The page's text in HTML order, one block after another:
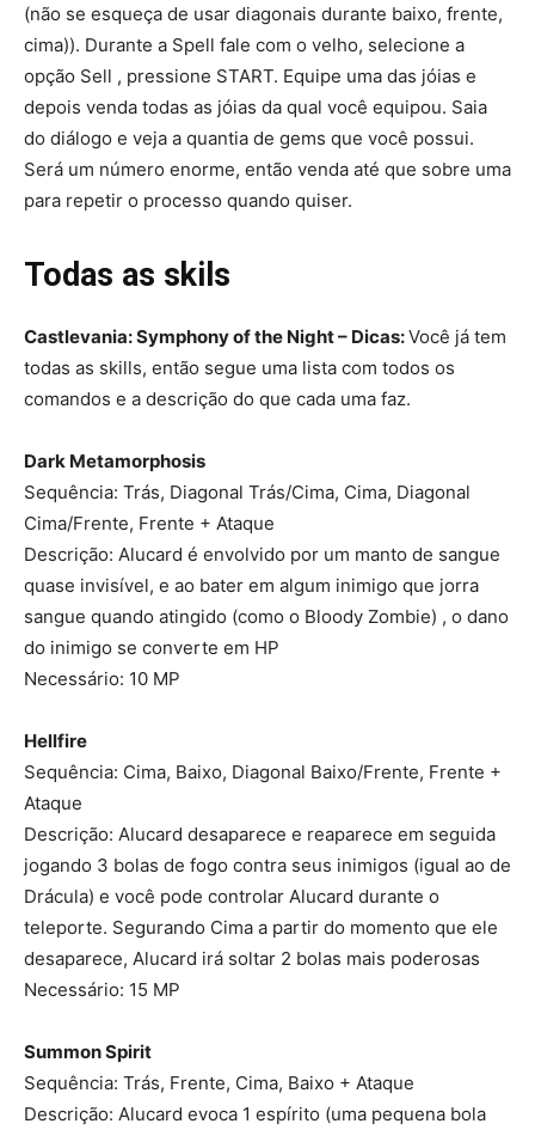
(não se esqueça de usar diagonais durante baixo, frente,
cima)). Durante a Spell fale com o velho, selecione a
opção Sell , pressione START. Equipe uma das jóias e
depois venda todas as jóias da qual você equipou. Saia
do diálogo e veja a quantia de gems que você possui.
Será um número enorme, então venda até que sobre uma
para repetir o processo quando quiser.
Todas as skils
Castlevania: Symphony of the Night – Dicas:Você já tem
todas as skills, então segue uma lista com todos os
comandos e a descrição do que cada uma faz.
Dark Metamorphosis
Sequência: Trás, Diagonal Trás/Cima, Cima, Diagonal
Cima/Frente, Frente + Ataque
Descrição: Alucard é envolvido por um manto de sangue
quase invisível, e ao bater em algum inimigo que jorra
sangue quando atingido (como o Bloody Zombie) , o dano
do inimigo se converte em HP
Necessário: 10 MP
Hellfire
Sequência: Cima, Baixo, Diagonal Baixo/Frente, Frente +
Ataque
Descrição: Alucard desaparece e reaparece em seguida
jogando 3 bolas de fogo contra seus inimigos (igual ao de
Drácula) e você pode controlar Alucard durante o
teleporte. Segurando Cima a partir do momento que ele
desaparece, Alucard irá soltar 2 bolas mais poderosas
Necessário: 15 MP
Summon Spirit
Sequência: Trás, Frente, Cima, Baixo + Ataque
Descrição: Alucard evoca 1 espírito (uma pequena bola